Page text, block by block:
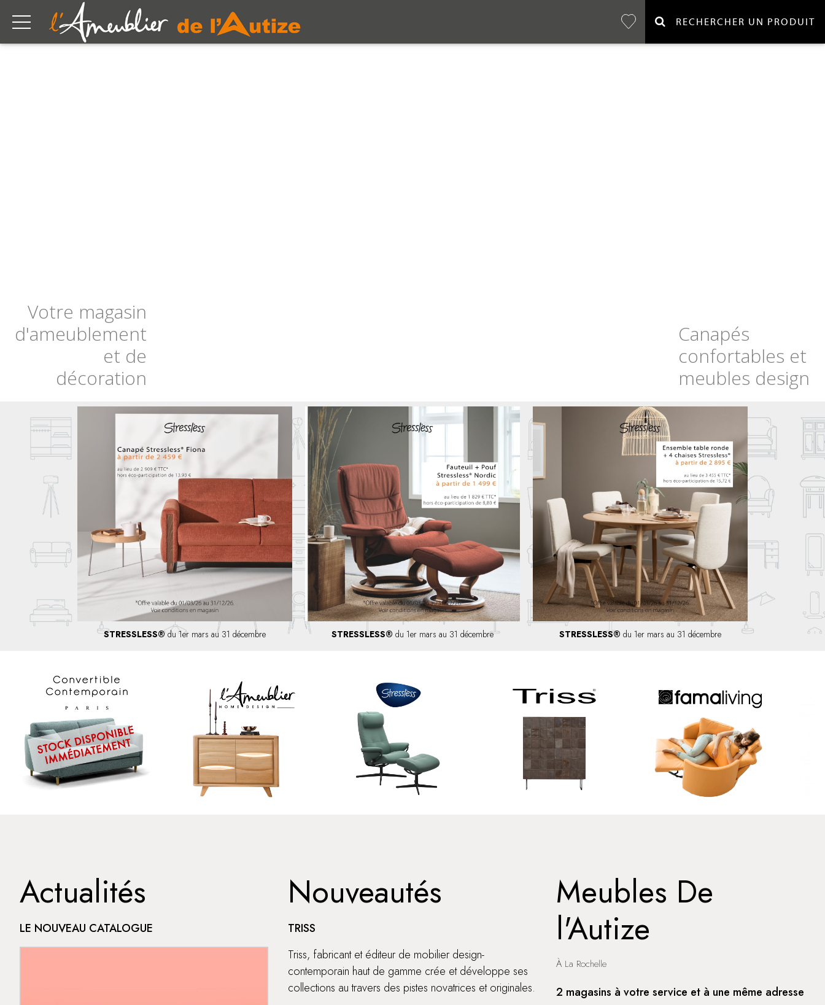
RECHERCHER UN PRODUIT
Votre magasin
d'ameublement
et de
décoration
Canapés
confortables et
meubles design
STRESSLESS®du 1er mars au 31 décembre STRESSLESS® du 1er mars au 31 décembre STRESSLESS® du 1er mars au 31 décembre
Actualités
LE NOUVEAU CATALOGUE
Nouveautés
TRISS
Triss, fabricant et éditeur de mobilier design-
contemporain haut de gamme crée et développe ses
collections au travers des pistes novatrices et originales.
Meubles De
l'Autize
À La Rochelle
2 magasins à votre service et à une même adresse